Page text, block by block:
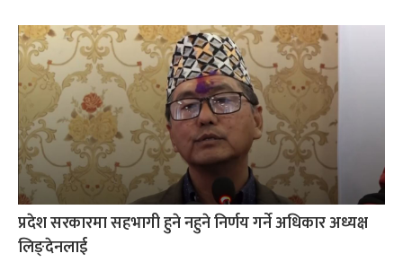
प्रदेश सरकारमा सहभागी हुने नहुने निर्णय गर्ने अधिकार अध्यक्ष
लिङ्देनलाई